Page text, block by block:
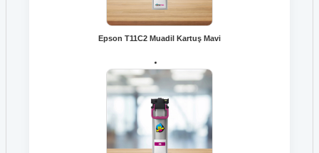
Epson T11C2 Muadil Kartuş Mavi